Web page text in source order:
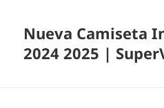
Nueva Camiseta
2024 2025 |